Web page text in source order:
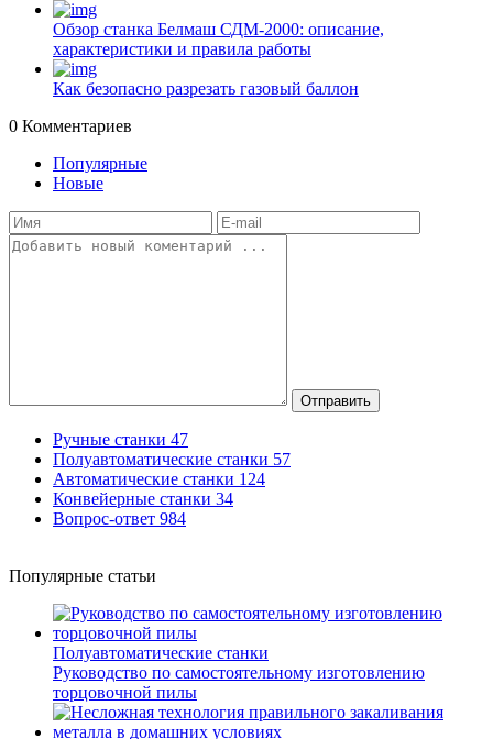
Обзор станка Белмаш СДМ-2000: описание,
характеристики и правила работы
Как безопасно разрезать газовый баллон
0 Комментариев
Популярные
Новые
Отправить
Ручные станки 47
Полуавтоматические станки 57
Автоматические станки 124
Конвейерные станки 34
Вопрос-ответ 984
Популярные статьи
Полуавтоматические станки
Руководство по самостоятельному изготовлению
торцовочной пилы